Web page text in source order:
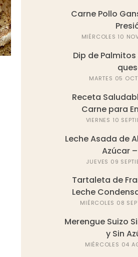
Carne Pollo
MIÉRCOLES 10
Dip de
MARTES 05
Receta
Carne para
VIERNES 10
Leche Asada de
Azúcar
JUEVES 09
Tartaleta de
Leche
MIÉRCOLES 08
Merengue Suizo
y Sin
MIÉRCOLES 04